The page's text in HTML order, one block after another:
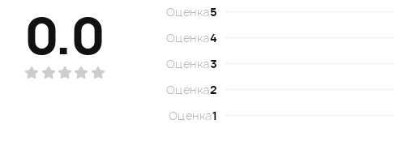
0.0 Оценка5
Оценка4
Оценка3
Оценка2
Оценка1